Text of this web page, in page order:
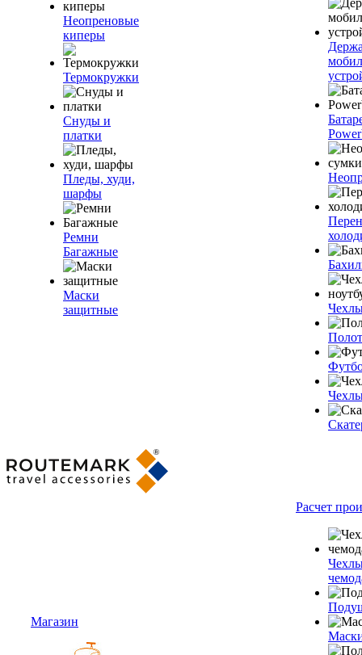
Неопреновые
киперы
Термокружки
Снуды и
платки
Пледы, худи,
шарфы
Ремни
Багажные
Маски
защитные
Магазин
Расчет